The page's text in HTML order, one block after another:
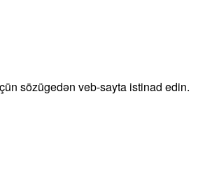
sözügedən veb-sayta istinad edin.